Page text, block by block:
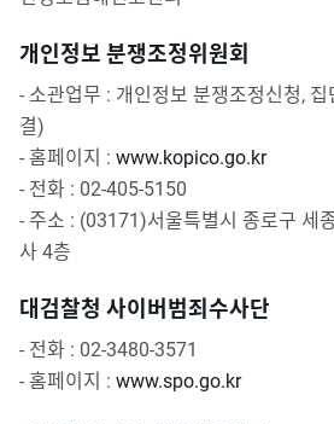
개인정보 분쟁조정위원회
- 소관업무 : 개인정보 분쟁조정신청,
결)
- 홈페이지 : www.kopico.go.kr
- 전화 : 02-405-5150
- 주소 : (03171)서울특별시 종로구 세
사 4층
대검찰청 사이버범죄수사단
- 전화 : 02-3480-3571
- 홈페이지 : www.spo.go.kr